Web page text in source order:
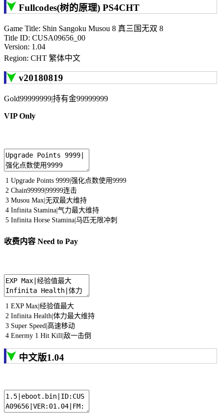
Fullcodes(树的原理) PS4CHT
Game Title: Shin Sangoku Musou 8 真三国无双 8
Title ID: CUSA09656_00
Version: 1.04
Region: CHT 繁体中文
v20180819
Gold99999999|持有金99999999
VIP Only
1
2
3
4
5
Upgrade Points 9999 强化点数使用9999
Chain99999 99999连击
Musou Max 无双最大维持
Infinita Stamina 气力最大维持
Infinita Horse Stamina 马匹无限冲刺
收费内容 Need to Pay
1
2
3
4
EXP Max 经验值最大
Infinita Health 体力最大维持
Super Speed 高速移动
Enermy 1 Hit Kill 敌一击倒
中文版1.04